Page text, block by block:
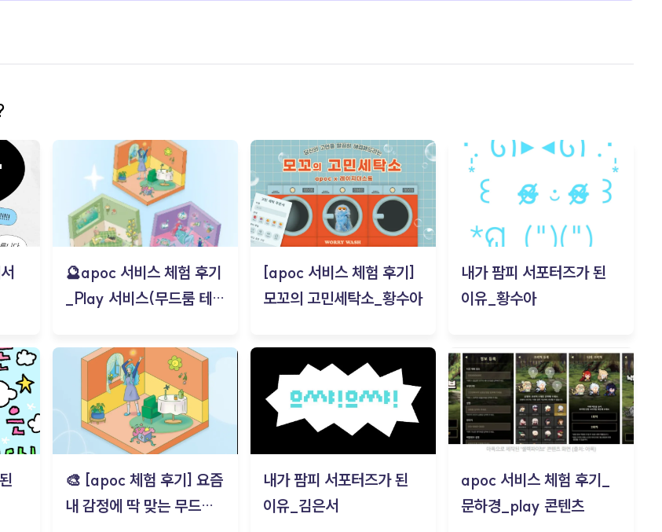
🔮apoc 서비스 체험 후기
_Play 서비스(무드룸 테스
[apoc 서비스 체험 후기]
모꼬의 고민세탁소_황수아
내가 팜피 서포터즈가 된
이유_황수아
🎨 [apoc 체험 후기] 요즘
내 감정에 딱 맞는 무드룸
내가 팜피 서포터즈가 된
이유_김은서
apoc 서비스 체험 후기_
문하경_play 콘텐츠